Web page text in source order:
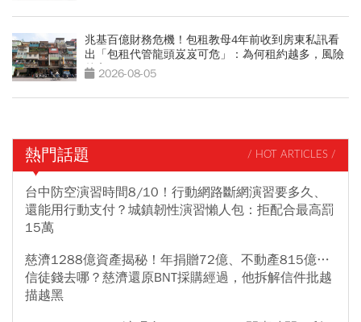
兆基百億財務危機！包租教母4年前收到房東私訊看
出「包租代管龍頭岌岌可危」：為何租約越多，風險
越高？
2026-08-05
熱門話題 / HOT ARTICLES /
台中防空演習時間8/10！行動網路斷網演習要多久、
還能用行動支付？城鎮韌性演習懶人包：拒配合最高罰
15萬
慈濟1288億資產揭秘！年捐贈72億、不動產815億…
信徒錢去哪？慈濟還原BNT採購經過，他拆解信件批越
描越黑